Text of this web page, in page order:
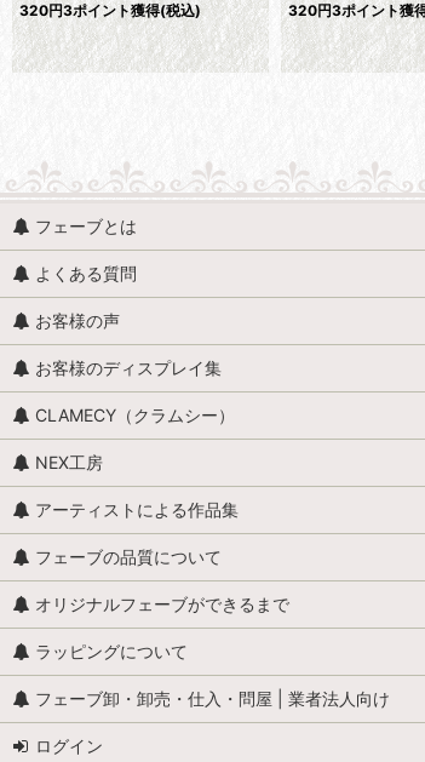
320円3ポイント獲得(税込) 320円3ポイント獲
フェーブとは
よくある質問
お客様の声
お客様のディスプレイ集
CLAMECY（クラムシー）
NEX工房
アーティストによる作品集
フェーブの品質について
オリジナルフェーブができるまで
ラッピングについて
フェーブ卸・卸売・仕入・問屋 | 業者法人向け
ログイン